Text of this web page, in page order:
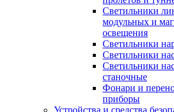
Светильники
модульных и
освещения
Светильники
Светильники
Светильники
станочные
Фонари и
приборы
Устройства и средства